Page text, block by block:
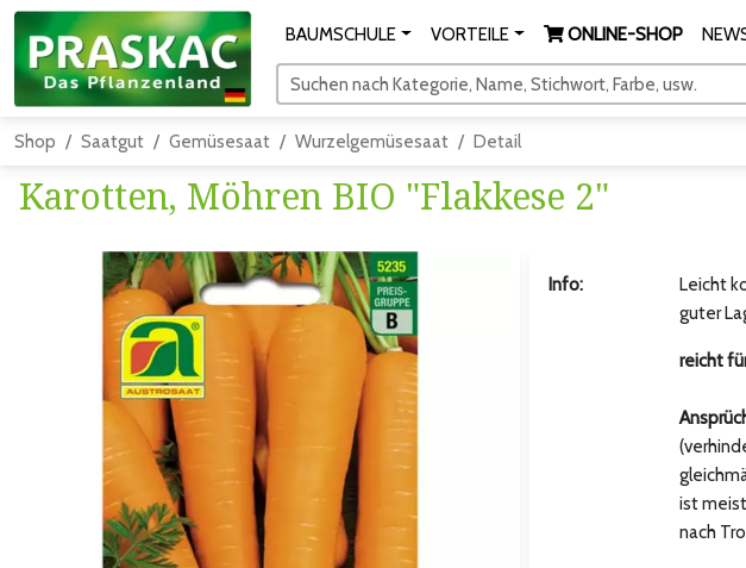
BAUMSCHULE VORTEILE ONLINE-SHOP
Suchen nach Kategorie, Name, Stichwort, Farbe, usw.
Shop Saatgut Gemüsesaat Wurzelgemüsesaat Detail
Karotten, Möhren BIO "Flakkese 2"
Zum vorigen Bild
Info:
Leicht
guter
reicht
ist
nach